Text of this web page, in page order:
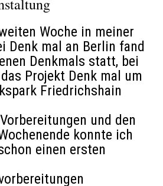
Woche in meiner
Denk mal an Berlin fand
Denkmals statt, bei
Projekt Denk mal um
Friedrichshain
und den
konnte ich
einen ersten